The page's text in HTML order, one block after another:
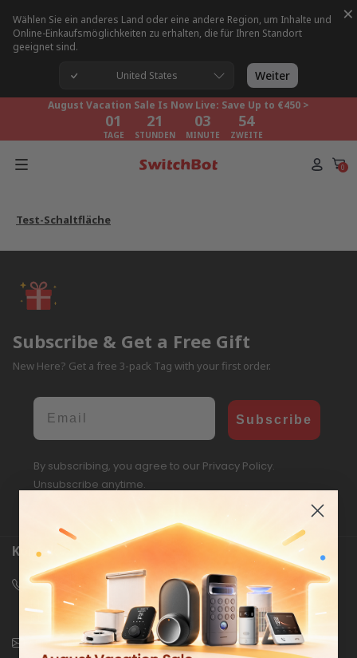
Wählen Sie ein anderes Land oder eine andere Region, um Inhalte und
Online-Einkaufsmöglichkeiten zu erhalten, die für Ihren Standort
geeignet sind.
United States Weiter
×
August Vacation Sale Is Now Live: Save Up to €450 >
01 21
ZWEITE
August Vacation Sale Is Now Live: Save Up to €450 >
01
TAGE
21
STUNDEN
03
MINUTE
54
ZWEITE
21 03 0
Test-Schaltfläche
Subscribe & Get a Free Gift
New Here? Get a free 3-pack Tag with your first order.
Email
Subscribe
By subscribing, you agree to our Privacy Policy.
Unsubscribe anytime.
Kontakt
+1 866-530-2887 (US Toll Free)
Monday - Sunday, 00:00 - 07:00 PDT and then 10:00 - 00:00
PDT (Except all major holidays)
support@switch-bot.com